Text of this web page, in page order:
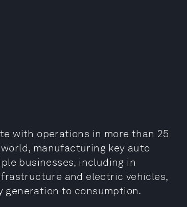
with operations in more than 25
manufacturing key auto
businesses, including in
and electric vehicles,
generation to consumption.